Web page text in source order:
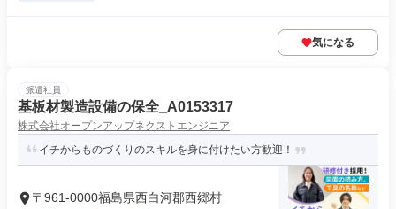
気になる
派遣社員
基板材製造設備の保全_A0153317
株式会社オープンアップネクストエンジニア
イチからものづくりのスキルを身に付けたい方歓迎！
〒961-0000福島県西白河郡西郷村